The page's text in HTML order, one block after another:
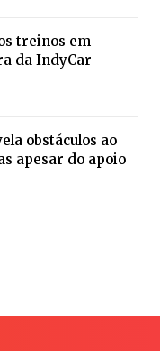
treinos em
da IndyCar
obstáculos ao
apesar do apoio